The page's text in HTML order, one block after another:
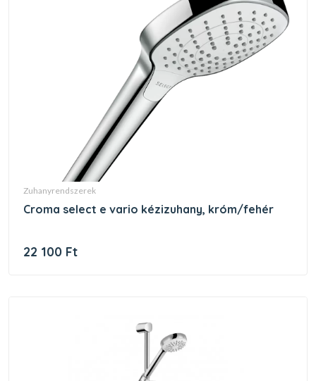
zuhanyrendszerek
croma select e vario kézizuhany, króm/fehér
22 100 Ft